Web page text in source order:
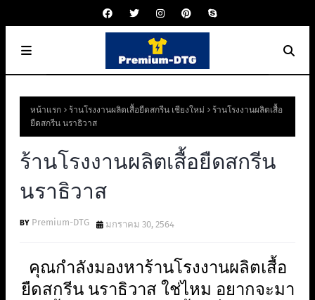
หน้าแรก ร้านโรงงานผลิตเสื้อยืดสกรีน เชียงใหม่
ร้านโรงงานผลิตเสื้อ
ยืดสกรีน นราธิวาส
ร้านโรงงานผลิตเสื้อยืดสกรีน
นราธิวาส
Premium-DTG มกราคม 30, 2564
คุณกำลังมองหาร้านโรงงานผลิตเสื้อ
ยืดสกรีน นราธิวาส ใช่ไหม อยากจะมา